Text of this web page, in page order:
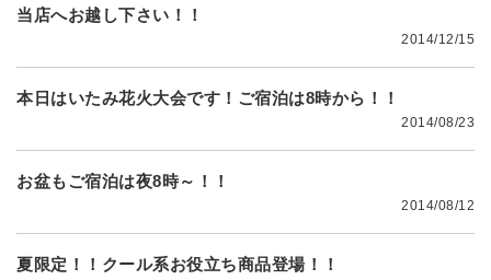
当店へお越し下さい！！
2014/12/15
本日はいたみ花火大会です！ご宿泊は8時から！！
2014/08/23
お盆もご宿泊は夜8時～！！
2014/08/12
夏限定！！クール系お役立ち商品登場！！